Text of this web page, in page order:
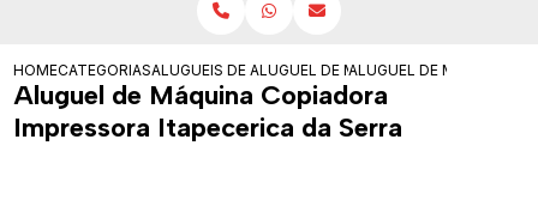
HOMECATEGORIASALUGUEIS DE COPIADORASALUGUEL DE MAQUINA COPIADORA
ALUGUEL DE MAQUINA
Aluguel de Máquina Copiadora
Impressora Itapecerica da Serra